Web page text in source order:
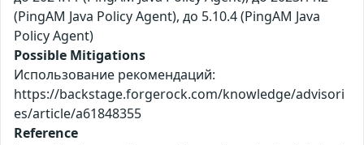
(PingAM Java Policy Agent), до 5.10.4 (PingAM Java
Policy Agent)
Possible Mitigations
Использование рекомендаций:
https://backstage.forgerock.com/knowledge/advisori
es/article/a61848355
Reference